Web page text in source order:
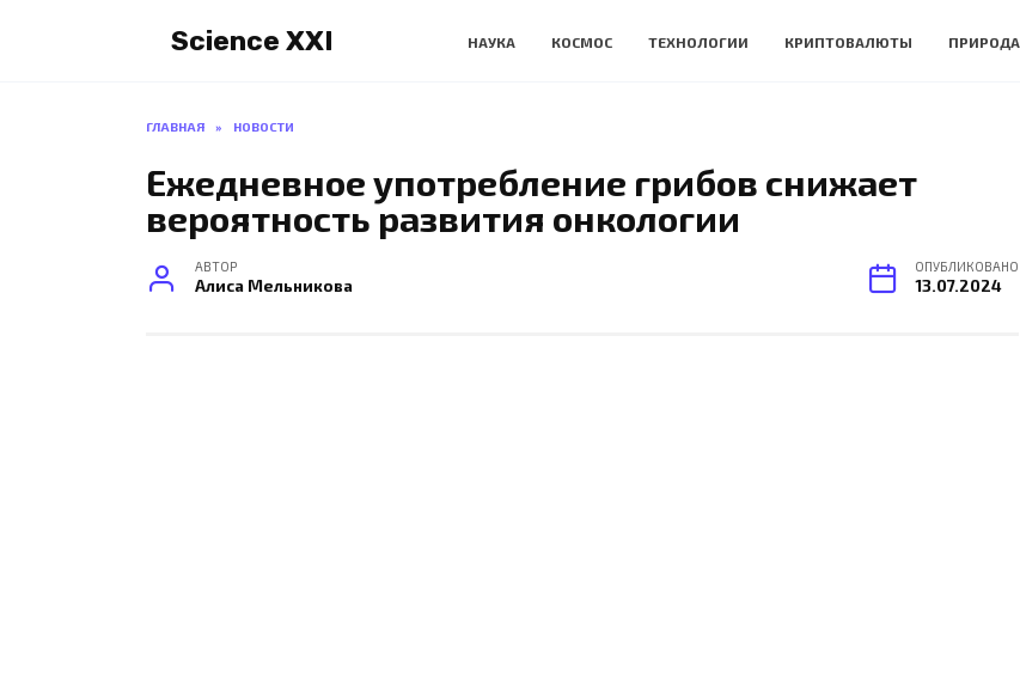
Science XXI НАУКА КОСМОС ТЕХНОЛОГИИ КРИПТОВАЛЮТЫ ПРИРОДА
ГЛАВНАЯ » НОВОСТИ
Ежедневное употребление грибов снижает
вероятность развития онкологии
АВТОР
Алиса Мельникова
ОПУБЛИКОВАНО
13.07.2024